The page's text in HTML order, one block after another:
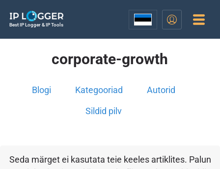
Best IP Logger & IP Tools
corporate-growth
Blogi Kategooriad Autorid
Sildid pilv